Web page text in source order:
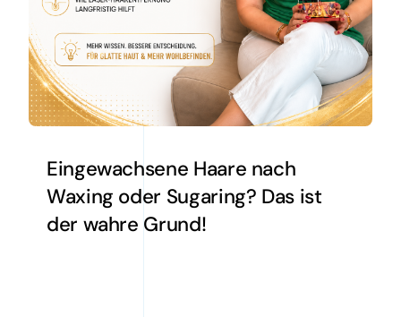
Eingewachsene Haare nach
Waxing oder Sugaring? Das ist
der wahre Grund!